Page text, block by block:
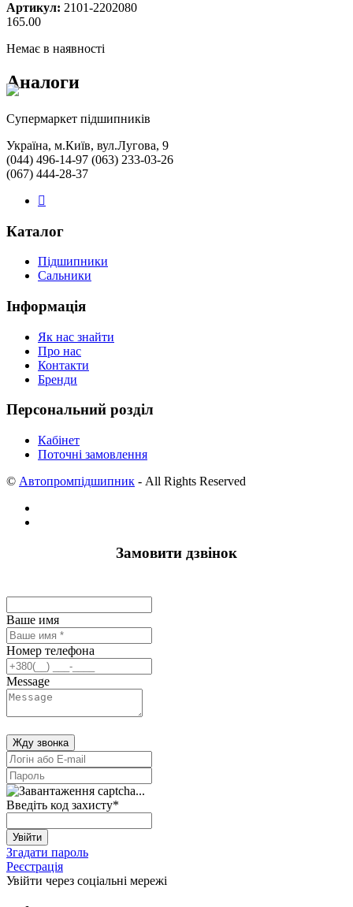
Артикул: 2101-2202080
165.00
Немає в наявності
Аналоги
Cупермаркет підшипників
Україна, м.Київ, вул.Лугова, 9
(044) 496-14-97 (063) 233-03-26
(067) 444-28-37
Каталог
Підшипники
Сальники
Інформація
Як нас знайти
Про нас
Контакти
Бренди
Персональний розділ
Кабінет
Поточні замовлення
© Автопромпідшипник - All Rights Reserved
Замовити дзвінок
Ваше имя
Номер телефона
Message
Жду звонка
Введіть код захисту*
Увійти
Згадати пароль
Реєстрація
Увійти через соціальні мережі